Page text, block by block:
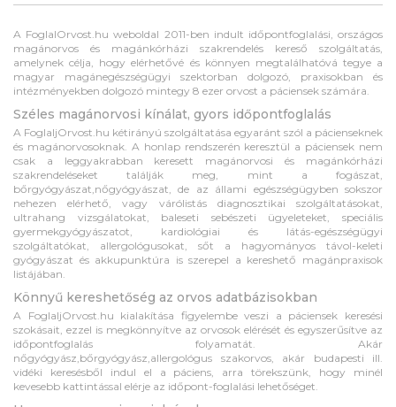
A FoglalOrvost.hu weboldal 2011-ben indult időpontfoglalási, országos
magánorvos és magánkórházi szakrendelés kereső szolgáltatás,
amelynek célja, hogy elérhetővé és könnyen megtalálhatóvá tegye a
magyar magánegészségügyi szektorban dolgozó, praxisokban és
intézményekben dolgozó mintegy 8 ezer orvost a páciensek számára.
Széles magánorvosi kínálat, gyors időpontfoglalás
A FoglaljOrvost.hu kétirányú szolgáltatása egyaránt szól a pácienseknek
és magánorvosoknak. A honlap rendszerén keresztül a páciensek nem
csak a leggyakrabban keresett magánorvosi és magánkórházi
szakrendeléseket találják meg, mint a fogászat,
bőrgyógyászat,nőgyógyászat, de az állami egészségügyben sokszor
nehezen elérhető, vagy várólistás diagnosztikai szolgáltatásokat,
ultrahang vizsgálatokat, baleseti sebészeti ügyeleteket, speciális
gyermekgyógyászatot, kardiológiai és látás-egészségügyi
szolgáltatókat, allergológusokat, sőt a hagyományos távol-keleti
gyógyászat és akkupunktúra is szerepel a kereshető magánpraxisok
listájában.
Könnyű kereshetőség az orvos adatbázisokban
A FoglaljOrvost.hu kialakítása figyelembe veszi a páciensek keresési
szokásait, ezzel is megkönnyítve az orvosok elérését és egyszerűsítve az
időpontfoglalás folyamatát. Akár
nőgyógyász,bőrgyógyász,allergológus szakorvos, akár budapesti ill.
vidéki keresésből indul el a páciens, arra törekszünk, hogy minél
kevesebb kattintással elérje az időpont-foglalási lehetőséget.